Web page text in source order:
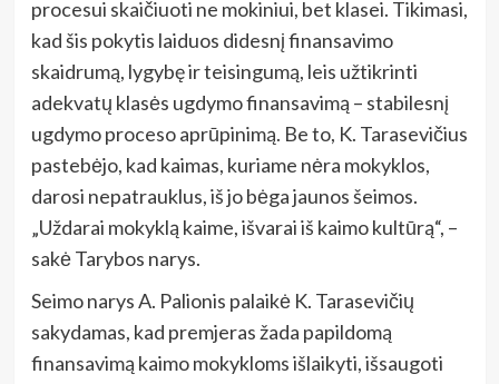
procesui skaičiuoti ne mokiniui, bet klasei. Tikimasi,
kad šis pokytis laiduos didesnį finansavimo
skaidrumą, lygybę ir teisingumą, leis užtikrinti
adekvatų klasės ugdymo finansavimą – stabilesnį
ugdymo proceso aprūpinimą. Be to, K. Tarasevičius
pastebėjo, kad kaimas, kuriame nėra mokyklos,
darosi nepatrauklus, iš jo bėga jaunos šeimos.
„Uždarai mokyklą kaime, išvarai iš kaimo kultūrą“, –
sakė Tarybos narys.
Seimo narys A. Palionis palaikė K. Tarasevičių
sakydamas, kad premjeras žada papildomą
finansavimą kaimo mokykloms išlaikyti, išsaugoti